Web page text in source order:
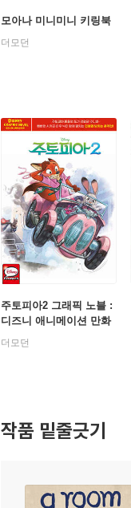
모아나 미니미니 키링북
더모던
주토피아2 그래픽 노블 :
디즈니 애니메이션 만화
(한글판)
더모던
작품 밑줄긋기